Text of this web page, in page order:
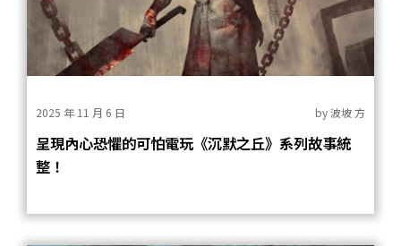
2025 年 11 月 6 日 by波坡 方
呈現內心恐懼的可怕電玩《沉默之丘》系列故事統
整！